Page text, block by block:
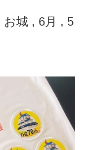
お城 , 6月 , 5